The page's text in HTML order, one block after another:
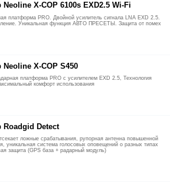
Neoline X-COP 6100s EXD2.5 Wi-Fi
платформа PRO. Двойной усилитель сигнала LNA EXD 2.5.
Уникальная функция АВТО ПРЕСЕТЫ. Защита от помех
Neoline X-COP S450
платформа PRO с усилителем EXD 2.5, Технология
комфорт использования
Roadgid Detect
ложные срабатывания, рупорная антенна повышенной
уникальная система голосовых оповещений о разных типах
защита (GPS база + радарный модуль)